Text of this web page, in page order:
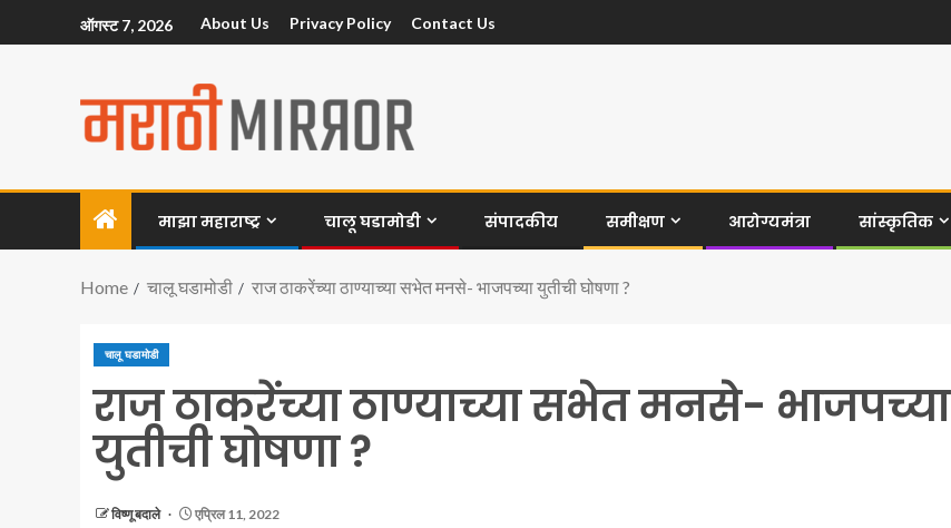
ऑगस्ट 7, 2026 About Us Privacy Policy Contact Us
माझा महाराष्ट्र चालू घडामोडी संपादकीय समीक्षण आरोग्यमंत्रा सांस्कृतिक
Home चालू घडामोडी राज ठाकरेंच्या ठाण्याच्या सभेत मनसे- भाजपच्या युतीची घोषणा ?
चालू घडामोडी
राज ठाकरेंच्या ठाण्याच्या सभेत मनसे- भाजपच्या
युतीची घोषणा ?
विष्णू बदाले एप्रिल 11, 2022